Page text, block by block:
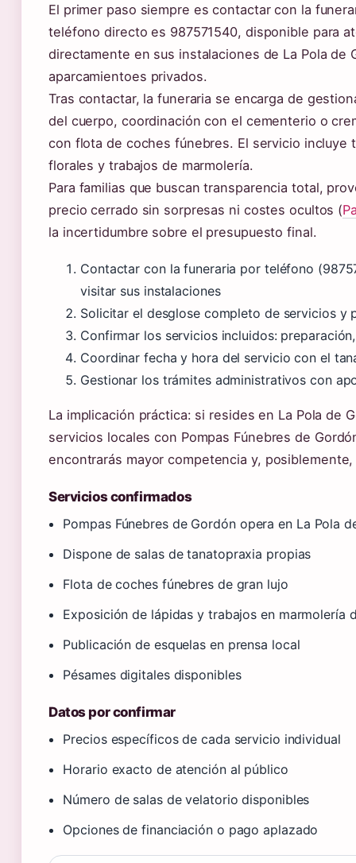
El primer paso siempre es contactar con la
teléfono directo es 987571540, disponible para
directamente en sus instalaciones de La Pola de
aparcamientoes privados.
Tras contactar, la funeraria se encarga de
del cuerpo, coordinación con el cementerio o
con flota de coches fúnebres. El servicio incluye
florales y trabajos de marmolería.
Para familias que buscan transparencia total,
precio cerrado sin sorpresas ni costes ocultos (
la incertidumbre sobre el presupuesto final.
Contactar con la funeraria por teléfono
visitar sus instalaciones
Solicitar el desglose completo de servicios y
Confirmar los servicios incluidos:
Coordinar fecha y hora del servicio con el
Gestionar los trámites administrativos con
La implicación práctica: si resides en La Pola de
servicios locales con Pompas Fúnebres de
encontrarás mayor competencia y,
Servicios confirmados
Pompas Fúnebres de Gordón opera en La Pola
Dispone de salas de tanatopraxia propias
Flota de coches fúnebres de gran lujo
Exposición de lápidas y trabajos en marmolería
Publicación de esquelas en prensa local
Pésames digitales disponibles
Datos por confirmar
Precios específicos de cada servicio individual
Horario exacto de atención al público
Número de salas de velatorio disponibles
Opciones de financiación o pago aplazado